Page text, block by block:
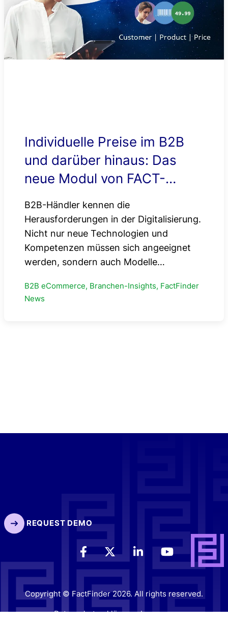
Individuelle Preise im B2B
und darüber hinaus: Das
neue Modul von FACT-
B2B-Händler kennen die
Herausforderungen in der Digitalisierung.
Nicht nur neue Technologien und
Kompetenzen müssen sich angeeignet
werden, sondern auch Modelle…
B2B eCommerce, Branchen-Insights, FactFinder
News
REQUEST DEMO
Copyright © FactFinder 2026. All rights reserved.
Datenschutzerklärung Impressum